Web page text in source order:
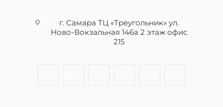
г. Самара ТЦ «Треугольник» ул.
Ново-Вокзальная 146а 2 этаж офис
215